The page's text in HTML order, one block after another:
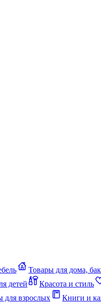
Товары для дома,
детей Красота и стиль
для взрослых Книги и